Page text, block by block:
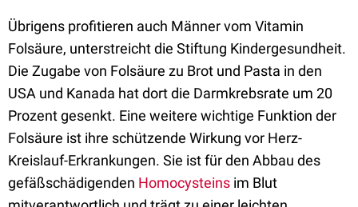
Übrigens profitieren auch Männer vom Vitamin
Folsäure, unterstreicht die Stiftung Kindergesundheit.
Die Zugabe von Folsäure zu Brot und Pasta in den
USA und Kanada hat dort die Darmkrebsrate um 20
Prozent gesenkt. Eine weitere wichtige Funktion der
Folsäure ist ihre schützende Wirkung vor Herz-
Kreislauf-Erkrankungen. Sie ist für den Abbau des
gefäßschädigenden Homocysteins im Blut